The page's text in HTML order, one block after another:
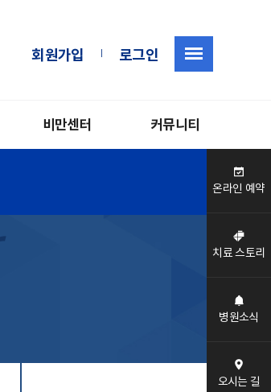
온라인 예약
치료 스토리
병원소식
오시는 길
회원가입 | 로그인
비만센터 커뮤니티